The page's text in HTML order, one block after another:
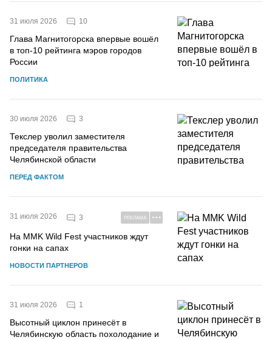
31 июля 2026 10
Глава Магнитогорска впервые вошёл
в топ-10 рейтинга мэров городов
России
ПОЛИТИКА
30 июля 2026 3
Текслер уволил заместителя
председателя правительства
Челябинской области
ПЕРЕД ФАКТОМ
31 июля 2026 3 РЕКЛАМА
На MMK Wild Fest участников ждут
гонки на сапах
НОВОСТИ ПАРТНЕРОВ
31 июля 2026 1
Высотный циклон принесёт в
Челябинскую область похолодание и